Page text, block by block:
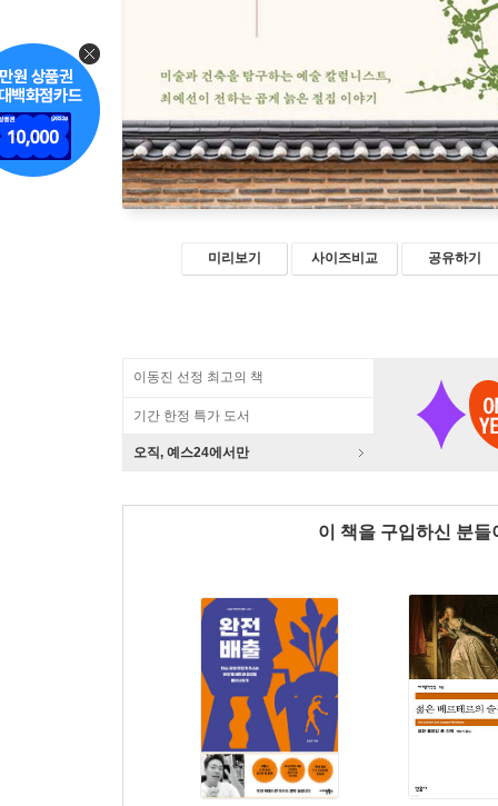
미리보기 사이즈비교 공유하기
이동진 선정 최고의 책
기간 한정 특가 도서
오직, 예스24에서만
이 책을 구입하신 분